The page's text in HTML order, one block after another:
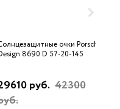
очки Porsche
8690 D 57-20-145
руб. 42300